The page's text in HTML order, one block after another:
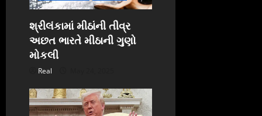
શ્રીલંકામાં મીઠાંની તીવ્ર
અછત ભારતે મીઠાની ગુણો
મોકલી
Real